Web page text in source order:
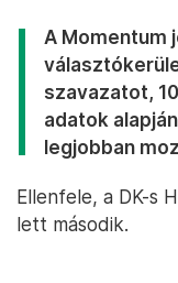
A Momentum
szavazatot,
adatok
legjobban
Ellenfele, a DK-s
lett második.